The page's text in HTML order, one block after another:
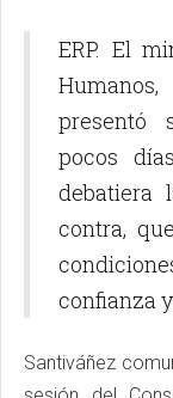
ERP. El
Humanos,
presentó
pocos
debatiera
contra,
confianza
Santiváñez